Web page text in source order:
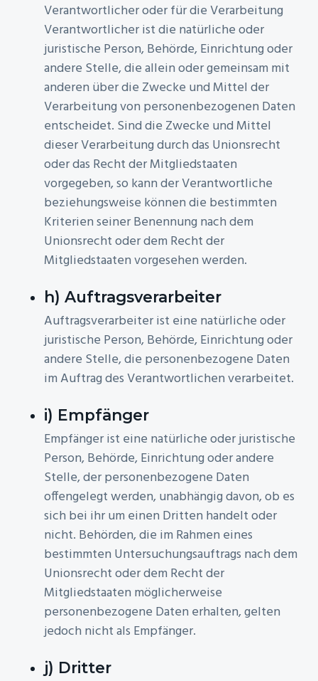
Verantwortlicher oder für die Verarbeitung
Verantwortlicher ist die natürliche oder
juristische Person, Behörde, Einrichtung oder
andere Stelle, die allein oder gemeinsam mit
anderen über die Zwecke und Mittel der
Verarbeitung von personenbezogenen Daten
entscheidet. Sind die Zwecke und Mittel
dieser Verarbeitung durch das Unionsrecht
oder das Recht der Mitgliedstaaten
vorgegeben, so kann der Verantwortliche
beziehungsweise können die bestimmten
Kriterien seiner Benennung nach dem
Unionsrecht oder dem Recht der
Mitgliedstaaten vorgesehen werden.
h) Auftragsverarbeiter
Auftragsverarbeiter ist eine natürliche oder
juristische Person, Behörde, Einrichtung oder
andere Stelle, die personenbezogene Daten
im Auftrag des Verantwortlichen verarbeitet.
i) Empfänger
Empfänger ist eine natürliche oder juristische
Person, Behörde, Einrichtung oder andere
Stelle, der personenbezogene Daten
offengelegt werden, unabhängig davon, ob es
sich bei ihr um einen Dritten handelt oder
nicht. Behörden, die im Rahmen eines
bestimmten Untersuchungsauftrags nach dem
Unionsrecht oder dem Recht der
Mitgliedstaaten möglicherweise
personenbezogene Daten erhalten, gelten
jedoch nicht als Empfänger.
j) Dritter